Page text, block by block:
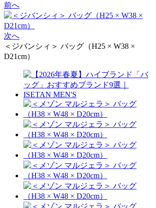
前へ
次へ
＜ジバンシィ＞ バッグ（H25 × W38 ×
D21cm）